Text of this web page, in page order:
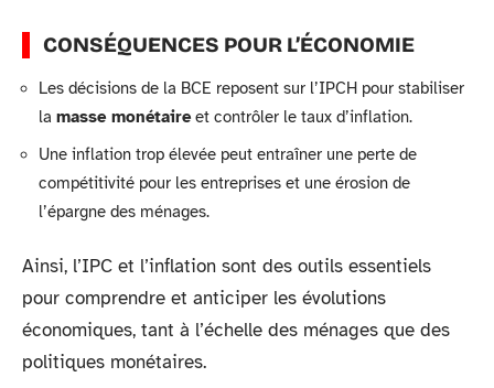
CONSÉQUENCES POUR L’ÉCONOMIE
Les décisions de la BCE reposent sur l’IPCH pour stabiliser
la masse monétaireet contrôler le taux d’inflation.
Une inflation trop élevée peut entraîner une perte de
compétitivité pour les entreprises et une érosion de
l’épargne des ménages.
Ainsi, l’IPC et l’inflation sont des outils essentiels
pour comprendre et anticiper les évolutions
économiques, tant à l’échelle des ménages que des
politiques monétaires.